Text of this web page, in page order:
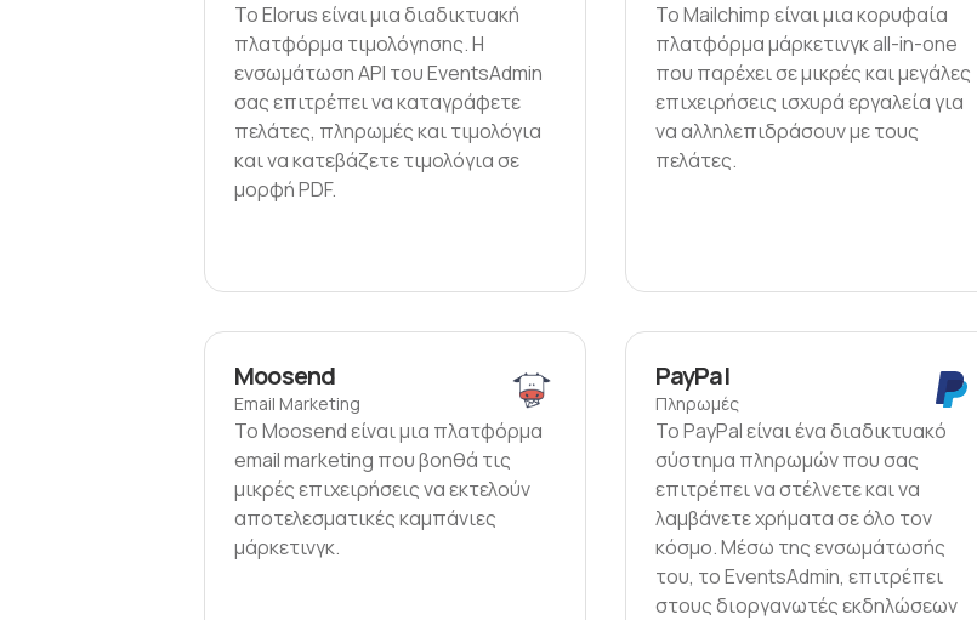
Το Elorus είναι μια διαδικτυακή
πλατφόρμα τιμολόγησης. Η
ενσωμάτωση API του EventsAdmin
σας επιτρέπει να καταγράφετε
πελάτες, πληρωμές και τιμολόγια
και να κατεβάζετε τιμολόγια σε
μορφή PDF.
Το Mailchimp είναι μια κορυφαία
πλατφόρμα μάρκετινγκ all-in-one
που παρέχει σε μικρές και μεγάλες
επιχειρήσεις ισχυρά εργαλεία για
να αλληλεπιδράσουν με τους
πελάτες.
Moosend
Email Marketing
Το Moosend είναι μια πλατφόρμα
email marketing που βοηθά τις
μικρές επιχειρήσεις να εκτελούν
αποτελεσματικές καμπάνιες
μάρκετινγκ.
PayPal
Πληρωμές
Το PayPal είναι ένα διαδικτυακό
σύστημα πληρωμών που σας
επιτρέπει να στέλνετε και να
λαμβάνετε χρήματα σε όλο τον
κόσμο. Μέσω της ενσωμάτωσής
του, το EventsAdmin, επιτρέπει
στους διοργανωτές εκδηλώσεων